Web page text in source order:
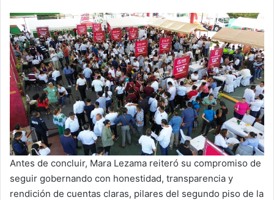
Antes de concluir, Mara Lezama reiteró su compromiso de
seguir gobernando con honestidad, transparencia y
rendición de cuentas claras, pilares del segundo piso de la